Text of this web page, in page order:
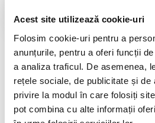
Acest site utilizează cookie-uri
Folosim cookie-uri pentru a
anunțurile, pentru a oferi funcții
a analiza traficul. De asemenea,
rețele sociale, de publicitate și de
privire la modul în care folosiți
pot combina cu alte informații
GARANTIE PRODUSE
DESCRIERE PRODUS
Dimensiune : 5-6mm